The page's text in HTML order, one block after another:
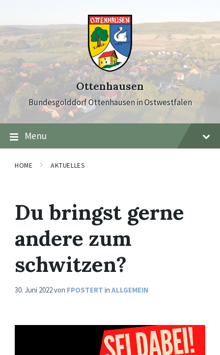
content
main
navigation
footer
Ottenhausen
Bundesgolddorf Ottenhausen in Ostwestfalen
Menu
HOME AKTUELLES
Du bringst gerne
andere zum
schwitzen?
30. Juni 2022von FPOSTERT in ALLGEMEIN